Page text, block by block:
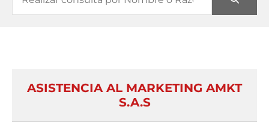
ASISTENCIA AL MARKETING AMKT
S.A.S